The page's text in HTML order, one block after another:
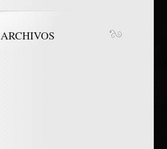
ARCHIVOS